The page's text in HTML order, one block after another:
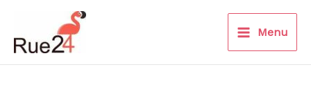
contenu
Menu